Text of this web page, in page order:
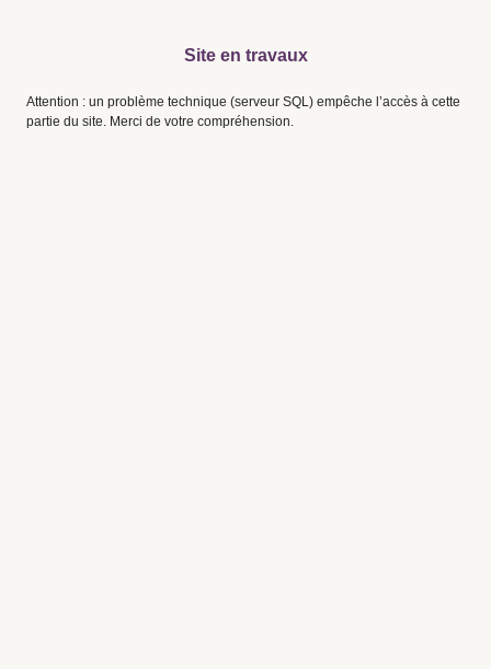
Site en travaux
Attention : un problème technique (serveur SQL) empêche l’accès à cette
partie du site. Merci de votre compréhension.